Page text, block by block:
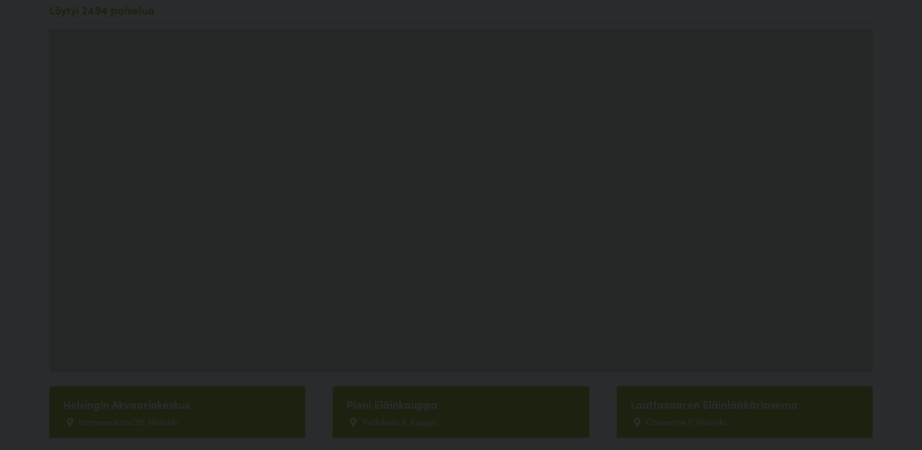
Löytyi 2494 palvelua
Helsingin Akvaariokeskus
Itämerenkatu 26, Helsinki
Pieni Eläinkauppa
Pallokatu 3, Kuopio
Lauttasaaren Eläinlääkäriasema
Otavantie 7, Helsinki